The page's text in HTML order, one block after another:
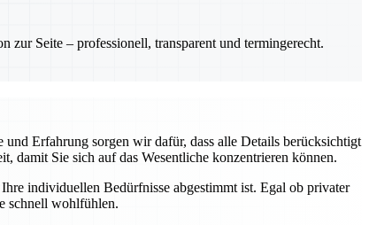
zur Seite – professionell, transparent und termingerecht.
Erfahrung sorgen wir dafür, dass alle Details berücksichtigt
damit Sie sich auf das Wesentliche konzentrieren können.
individuellen Bedürfnisse abgestimmt ist. Egal ob privater
schnell wohlfühlen.